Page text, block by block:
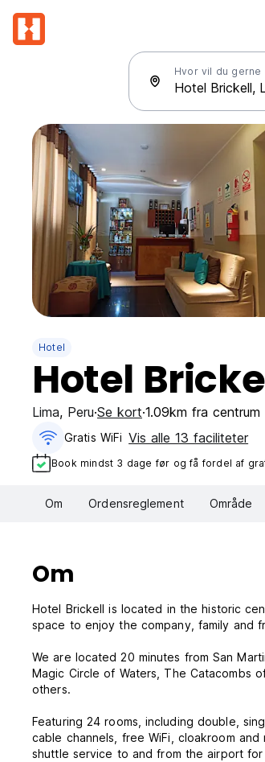
Hvor vil du gerne
Hotel
Hotel
Lima, Peru Se kort 1.09km fra centrum
Gratis WiFi Vis alle 13 faciliteter
Book mindst 3 dage før og få fordel af
Om Ordensreglement Område
Om
Hotel Brickell is located in the historic
space to enjoy the company, family and
We are located 20 minutes from San Martin square and Plaza de Armas, among other tourist attractions of the city, such as the
Magic Circle of Waters, The Catacombs
others.
Featuring 24 rooms, including double, single,twin and triple . All rooms have private bathrooms, hot and cold water, Smart TV with
cable channels, free WiFi, cloakroom
shuttle service to and from the airport